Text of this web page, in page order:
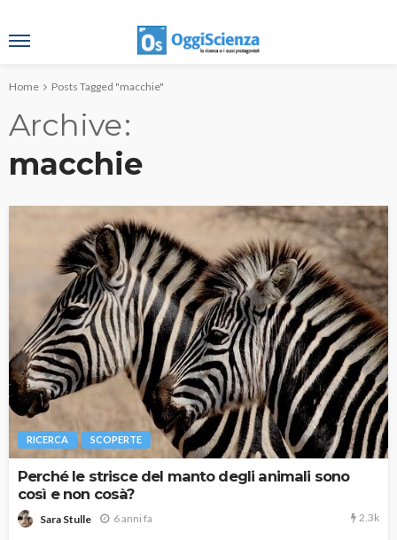
Home Posts Tagged "macchie"
Archive
macchie
RICERCA SCOPERTE
Perché le strisce del manto degli animali sono
così e non cosà?
Sara Stulle 6 anni fa 2.3k